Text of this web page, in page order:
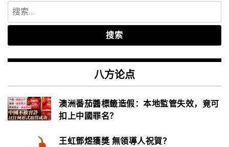
搜
索：
八方论点
澳洲番茄醬標籤造假：本地監管失效，竟可
扣上中國罪名？
王虹鄧煜獲獎 無領導人祝賀？